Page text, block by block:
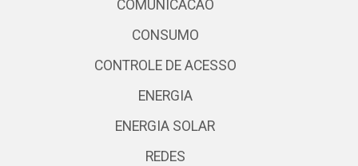
COMUNICACAO
CONSUMO
CONTROLE DE ACESSO
ENERGIA
ENERGIA SOLAR
REDES